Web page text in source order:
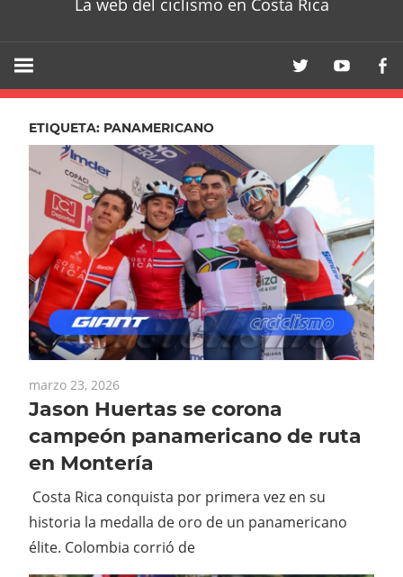
La web del ciclismo en Costa Rica
ETIQUETA: PANAMERICANO
marzo 23, 2026
Jason Huertas se corona
campeón panamericano de ruta
en Montería
Costa Rica conquista por primera vez en su
historia la medalla de oro de un panamericano
élite. Colombia corrió de